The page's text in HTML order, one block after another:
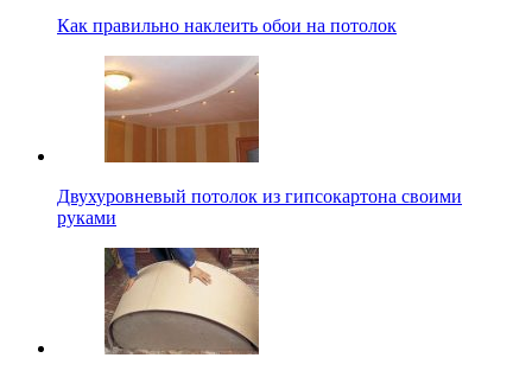
Как правильно наклеить обои на потолок
Двухуровневый потолок из гипсокартона своими
руками